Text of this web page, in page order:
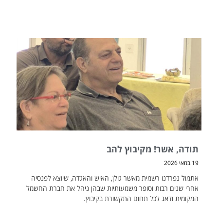
תודה, אשר! מקיבוץ להב
19 במאי 2026
אתמול נפרדנו רשמית מאשר גולן, האיש והאגדה, שיוצא לפנסיה
אחרי שנים רבות וסופר משמעותיות שבהן ניהל את חברת החשמל
המקומית ודאג לכל תחום התקשורת בקיבוץ.